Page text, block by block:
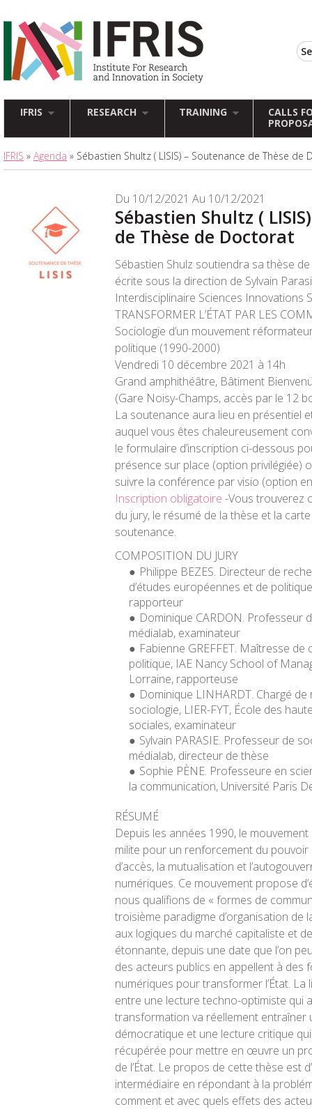
IFRIS RESEARCH TRAINING
CALLS
IFRIS » Agenda » Sébastien Shultz ( LISIS) – Soutenance de Thèse de
Du 10/12/2021 Au 10/12/2021
Sébastien Shultz (
de Thèse de Doctorat
Sébastien Shulz soutiendra sa thèse
écrite sous la direction de Sylvain
Interdisciplinaire Sciences Innovations
TRANSFORMER L’ÉTAT PAR LES
Sociologie d’un mouvement
politique (1990-2000)
Vendredi 10 décembre 2021 à 14h
Grand amphithéâtre, Bâtiment
(Gare Noisy-Champs, accès par le 12
La soutenance aura lieu en présentiel
auquel vous êtes chaleureusement
le formulaire d’inscription ci-dessous
présence sur place (option privilégiée)
suivre la conférence par visio (option
Inscription obligatoire -Vous trouverez
du jury, le résumé de la thèse et la
soutenance.
COMPOSITION DU JURY
Philippe BEZES. Directeur de
d’études européennes et de
rapporteur
Dominique CARDON. Professeur
médialab, examinateur
Fabienne GREFFET. Maîtresse de
politique, IAE Nancy School of
Lorraine, rapporteuse
Dominique LINHARDT. Chargé de
sociologie, LIER-FYT, École des
sociales, examinateur
Sylvain PARASIE. Professeur de
médialab, directeur de thèse
Sophie PÈNE. Professeure en
la communication, Université Paris
RÉSUMÉ
Depuis les années 1990, le
milite pour un renforcement du pouvoir
d’accès, la mutualisation et
numériques. Ce mouvement propose
nous qualifions de « formes de
troisième paradigme d’organisation de
aux logiques du marché capitaliste et
étonnante, depuis une date que l’on
des acteurs publics en appellent à des
numériques pour transformer l’État.
entre une lecture techno-optimiste qui
transformation va réellement entraîner
démocratique et une lecture critique
récupérée pour mettre en œuvre un
de l’État. Le propos de cette thèse est
intermédiaire en répondant à la
comment et avec quels effets des